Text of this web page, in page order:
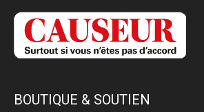
BOUTIQUE & SOUTIEN